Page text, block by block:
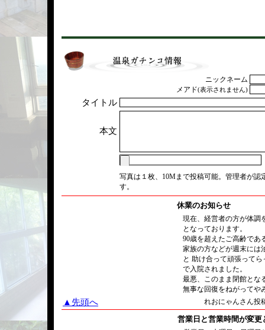
ニックネーム
メアド(表示されません)
タイトル
本文
写真は１枚、10Mまで投稿可能。管理者が認
す。
休業のお知らせ
現在、経営者の方が体調
となっております。
90歳を超えたご高齢であ
家族の方などが週末には
と 助け合って頑張って
で入院されました。
最悪、このまま閉館とな
無事な回復をねがってや
▲先頭へ れおにゃんさん投
営業日と営業時間が変更